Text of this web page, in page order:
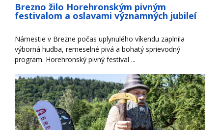
Brezno žilo Horehronským pivným
festivalom a oslavami významných jubileí
Námestie v Brezne počas uplynulého víkendu zaplnila
výborná hudba, remeselné pivá a bohatý sprievodný
program. Horehronský pivný festival ...